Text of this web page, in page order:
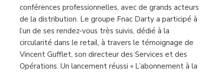
conférences professionnelles, avec de grands acteurs
de la distribution. Le groupe Fnac Darty a participé à
l’un de ses rendez-vous très suivis, dédié à la
circularité dans le retail, à travers le témoignage de
Vincent Gufflet, son directeur des Services et des
Opérations. Un lancement réussi « L’abonnement à la